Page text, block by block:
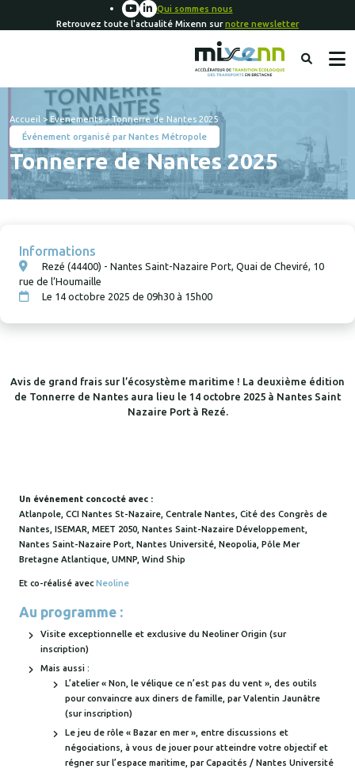
Qui sommes nous
Retrouvez toute l'actualité Mixenn surnotre newsletter
Accueil > Evenements>Tonnerre de Nantes 2025
Événement organisé par Nantes Métropole
Tonnerre de Nantes 2025
Informations
Rezé (44400) - Nantes Saint-Nazaire Port, Quai de Cheviré, 10
rue de l’Houmaille
Le 14 octobre 2025 de 09h30 à 15h00
Avis de grand frais sur l’écosystème maritime ! La deuxième édition
de Tonnerre de Nantes aura lieu le 14 octobre 2025 à Nantes Saint
Nazaire Port à Rezé.
Un événement concocté avec :
Atlanpole, CCI Nantes St-Nazaire, Centrale Nantes, Cité des Congrès de
Nantes, ISEMAR, MEET 2050, Nantes Saint-Nazaire Développement,
Nantes Saint-Nazaire Port, Nantes Université, Neopolia, Pôle Mer
Bretagne Atlantique, UMNP, Wind Ship
Et co-réalisé avec Neoline
Au programme :
Visite exceptionnelle et exclusive du Neoliner Origin (sur
inscription)
Mais aussi :
L’atelier « Non, le vélique ce n’est pas du vent », des outils
pour convaincre aux diners de famille, par Valentin Jaunâtre
(sur inscription)
Le jeu de rôle « Bazar en mer », entre discussions et
négociations, à vous de jouer pour atteindre votre objectif et
régner sur l’espace maritime, par Capacités / Nantes Université